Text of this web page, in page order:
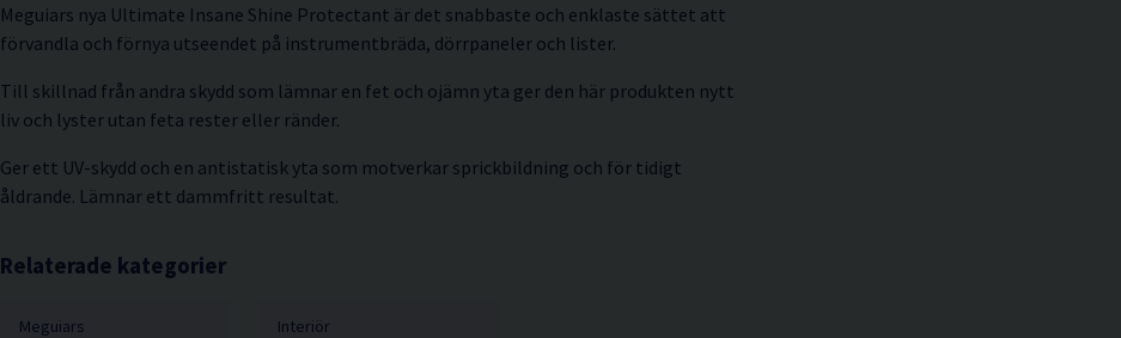
Meguiars nya Ultimate Insane Shine Protectant är det snabbaste och enklaste sättet att
förvandla och förnya utseendet på instrumentbräda, dörrpaneler och lister.
Till skillnad från andra skydd som lämnar en fet och ojämn yta ger den här produkten nytt
liv och lyster utan feta rester eller ränder.
Ger ett UV-skydd och en antistatisk yta som motverkar sprickbildning och för tidigt
åldrande. Lämnar ett dammfritt resultat.
Relaterade kategorier
Meguiars Interiör